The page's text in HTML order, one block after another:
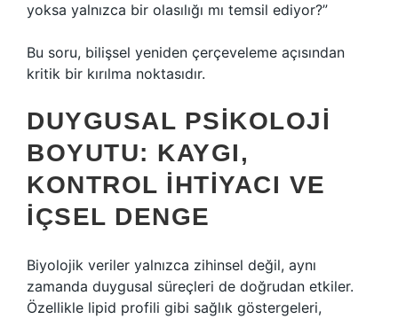
yoksa yalnızca bir olasılığı mı temsil ediyor?”
Bu soru, bilişsel yeniden çerçeveleme açısından
kritik bir kırılma noktasıdır.
DUYGUSAL PSIKOLOJI
BOYUTU: KAYGI,
KONTROL İHTIYACI VE
İÇSEL DENGE
Biyolojik veriler yalnızca zihinsel değil, aynı
zamanda duygusal süreçleri de doğrudan etkiler.
Özellikle lipid profili gibi sağlık göstergeleri,